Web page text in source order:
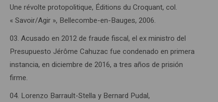
Une révolte protopolitique, Éditions du Croquant, col.
« Savoir/Agir », Bellecombe-en-Bauges, 2006.
Acusado en 2012 de fraude fiscal, el ex ministro del
Presupuesto Jérôme Cahuzac fue condenado en primera
instancia, en diciembre de 2016, a tres años de prisión
firme.
Lorenzo Barrault-Stella y Bernard Pudal,